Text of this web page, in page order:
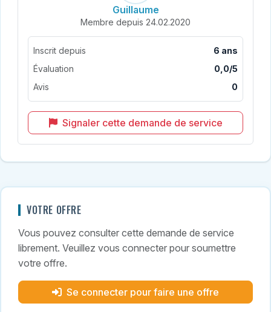
Guillaume
Membre depuis 24.02.2020
Inscrit depuis
6 ans
Évaluation
0,0/5
Avis
0
Signaler cette demande de service
VOTRE OFFRE
Vous pouvez consulter cette demande de service
librement. Veuillez vous connecter pour soumettre
votre offre.
Se connecter pour faire une offre